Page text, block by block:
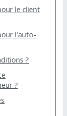
le client
l'auto-
?
?